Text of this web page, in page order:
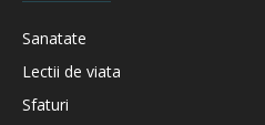
Sanatate
Lectii de viata
Sfaturi